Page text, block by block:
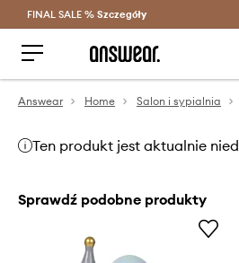
Oszczędzaj z Answear
FINAL SALE % Szczegóły
Answear Home Salon i sypialnia
Ten produkt jest aktualnie
Sprawdź podobne produkty